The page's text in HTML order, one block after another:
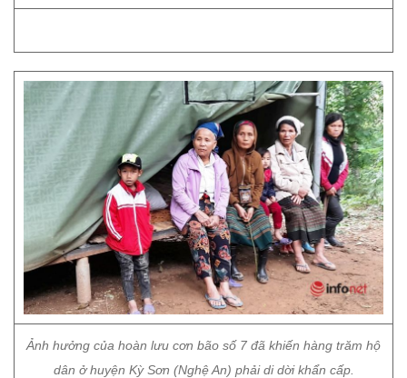
Ảnh hưởng của hoàn lưu cơn bão số 7 đã khiến hàng trăm hộ
dân ở huyện Kỳ Sơn (Nghệ An) phải di dời khẩn cấp.